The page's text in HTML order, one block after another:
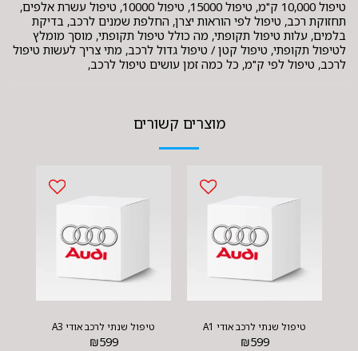
טיפול 10,000 ק"מ, טיפול 15000, טיפול 10000, טיפול עשרת אלפים,
תחזוקת רכב, טיפול לפי הוראות יצרן, החלפת שמנים לרכב, בדיקת
בלמים, עלות טיפול תקופתי, מה כולל טיפול תקופתי, מוסך מומלץ
לטיפול תקופתי, טיפול קטן / טיפול גדול לרכב, מתי צריך לעשות טיפול
לרכב, טיפול לפי ק"מ, כל כמה זמן עושים טיפול לרכב,
מוצרים קשורים
טיפול שנתי לרכב אודי A1
₪599
טיפול שנתי לרכב אודי A3
₪599